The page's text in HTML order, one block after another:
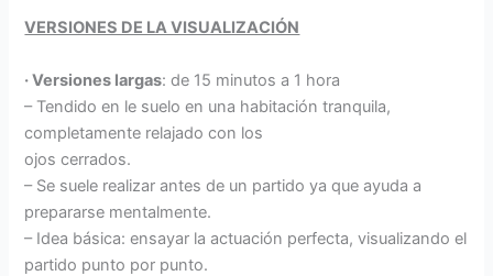
VERSIONES DE LA VISUALIZACIÓN
· Versiones largas: de 15 minutos a 1 hora
– Tendido en le suelo en una habitación tranquila,
completamente relajado con los
ojos cerrados.
– Se suele realizar antes de un partido ya que ayuda a
prepararse mentalmente.
– Idea básica: ensayar la actuación perfecta, visualizando el
partido punto por punto.